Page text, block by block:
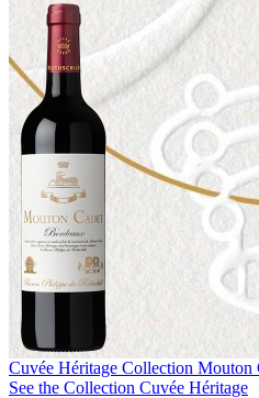
Cuvée Héritage Collection Mouton
See the Collection Cuvée Héritage